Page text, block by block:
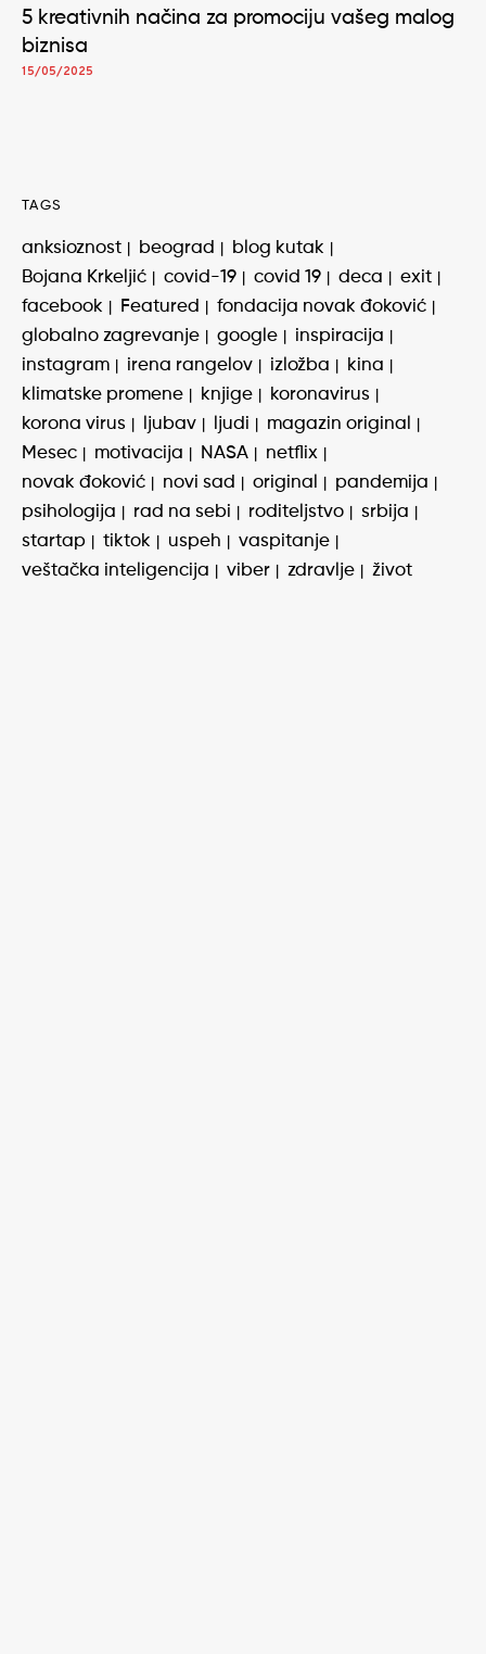
5 kreativnih načina za promociju vašeg malog
biznisa
15/05/2025
TAGS
anksioznost beograd
blog kutak
Bojana Krkeljić
covid-19 covid 19 deca
exit
facebook
Featured
fondacija novak đoković
globalno zagrevanje
google
inspiracija
instagram
irena rangelov izložba
kina
klimatske promene
knjige
koronavirus
korona virus
ljubav ljudi
magazin original
Mesec
motivacija NASA
netflix
novak đoković
novi sad original
pandemija
psihologija
rad na sebi roditeljstvo
srbija
startap
tiktok uspeh
vaspitanje
veštačka inteligencija
viber zdravlje život